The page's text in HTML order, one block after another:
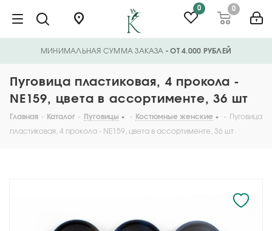
0 0
МИНИМАЛЬНАЯ СУММА ЗАКАЗА - ОТ 4.000 РУБЛЕЙ
Пуговица пластиковая, 4 прокола -
NE159, цвета в ассортименте, 36 шт
Главная - Каталог - Пуговицы - Костюмные женские - Пуговица
пластиковая, 4 прокола - NE159, цвета в ассортименте, 36 шт